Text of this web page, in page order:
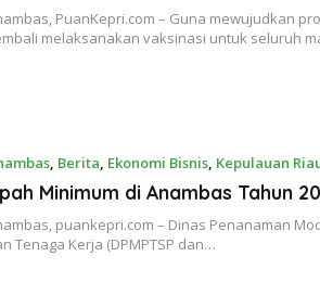
PuanKepri.com – Guna mewujudkan
melaksanakan vaksinasi untuk seluruh
, Berita, Ekonomi Bisnis, Kepulauan
Minimum di Anambas Tahun
puankepri.com – Dinas Penanaman
Tenaga Kerja (DPMPTSP dan…